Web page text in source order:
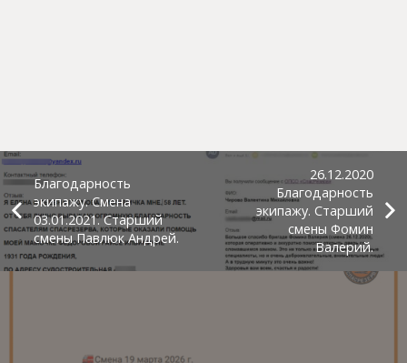
Благодарность
экипажу. Смена
03.01.2021. Старший
смены Павлюк Андрей.
26.12.2020
Благодарность
экипажу. Старший
смены Фомин
Валерий.